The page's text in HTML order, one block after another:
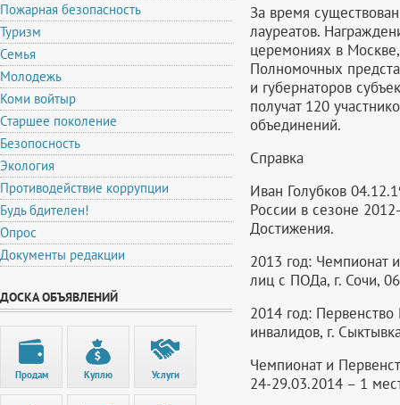
Пожарная безопасность
Туризм
Семья
Молодежь
Коми войтыр
Старшее поколение
Безопосность
Экология
Противодействие коррупции
Будь бдителен!
Опрос
Документы редакции
ДОСКА ОБЪЯВЛЕНИЙ
Продам Куплю Услуги
За время
лауреатов.
церемониях в
Полномочных
и губернаторов
получат 120
объединений.
Справка
Иван Голубков
России в сезоне
Достижения.
2013 год: Чемпионат
лиц с ПОДа, г. Сочи,
2014 год:
инвалидов, г.
Чемпионат и
24-29.03.2014 – 1